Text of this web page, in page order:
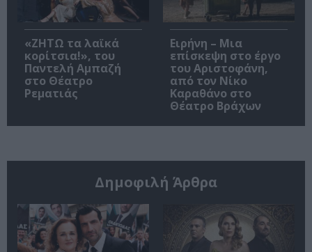
«ΖΗΤΩ τα λαϊκά
κορίτσια!», του
Παντελή Αμπαζή
στο Θέατρο
Ρεματιάς
Ειρήνη – Μια
επίσκεψη στο έργο
του Αριστοφάνη,
από τον Νίκο
Καραθάνο στο
Θέατρο Βράχων
Δημοφιλή Άρθρα